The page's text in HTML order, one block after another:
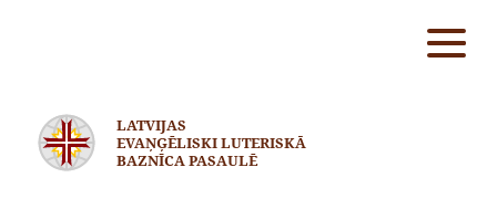
LATVIJAS
EVAŅĢĒLISKI LUTERISKĀ
BAZNĪCA PASAULĒ